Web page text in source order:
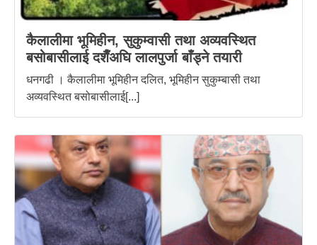
कैलालीमा भूमिहीन, सुकुम्वासी तथा अव्यवस्थित
बसोबासीलाई दशैँअघि लालपुर्जा बाँड्ने तयारी
धनगढी । कैलालीमा भूमिहीन दलित, भूमिहीन सुकुम्बासी तथा
अव्यवस्थित बसोबासीलाई[...]